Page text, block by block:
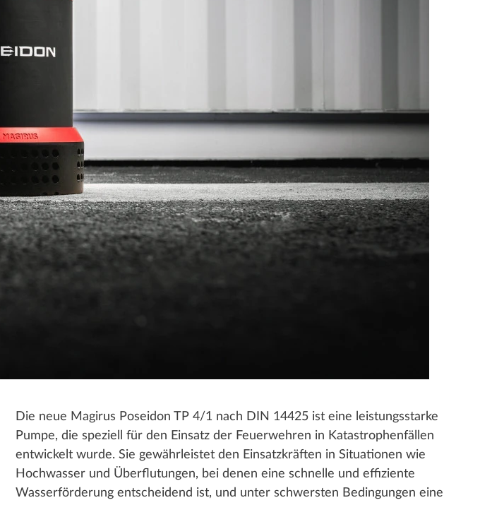
Die neue Magirus Poseidon TP 4/1 nach DIN 14425 ist eine leistungsstarke
Pumpe, die speziell für den Einsatz der Feuerwehren in Katastrophenfällen
entwickelt wurde. Sie gewährleistet den Einsatzkräften in Situationen wie
Hochwasser und Überflutungen, bei denen eine schnelle und effiziente
Wasserförderung entscheidend ist, und unter schwersten Bedingungen eine